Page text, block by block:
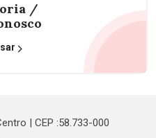
/
| CEP :58.733-000